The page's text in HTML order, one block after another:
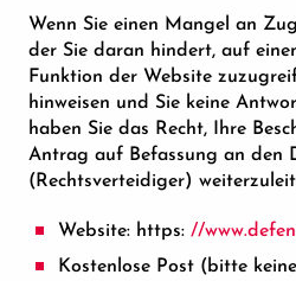
Wenn Sie einen Mangel an
der Sie daran hindert, auf
Funktion der Website
hinweisen und Sie keine
haben Sie das Recht, Ihre
Antrag auf Befassung an den
(Rechtsverteidiger)
Website: https: //
Kostenlose Post (bitte